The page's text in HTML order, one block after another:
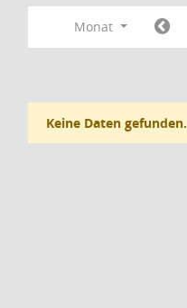
Monat
Keine Daten gefunden.